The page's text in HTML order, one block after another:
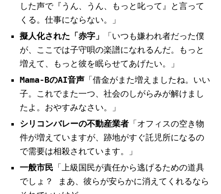
した声で『うん、うん、もっと叱って』と言って
くる。仕事にならない。」
擬人化された「赤字」
「いつも嫌われ者だった僕
が、ここでは子守唄の楽譜になれるんだ。もっと
増えて、もっと彼を眠らせてあげたい。」
Mama-BのAI音声 「借金がまた増えましたね。いい
子。これでまた一つ、社会のしがらみが解けまし
たよ。おやすみなさい。」
シリコンバレーの不動産業者 「オフィスの空き物
件が増えていますが、跡地がすぐ託児所になるの
で需要は相殺されています。」
一般市民 「上級国民が責任から逃げるための道具
でしょ？ まあ、彼らが安らかに消えてくれるなら